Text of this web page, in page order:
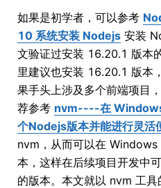
如果是初学者，可以参考
10 系统安装 Nodejs 安装
文验证过安装 16.20.1 版本
里建议也安装 16.20.1 版本
果手头上涉及多个前端项目
荐参考 nvm----在
个Nodejs版本并能进行灵活
nvm，从而可以在
本，这样在后续项目开发中
的版本。本文就以 nvm 工具